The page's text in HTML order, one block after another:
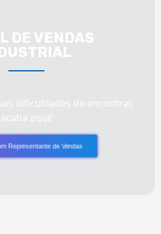
DE VENDAS
dificuldades de encontrar,
acaba aqui!
Representante de Vendas